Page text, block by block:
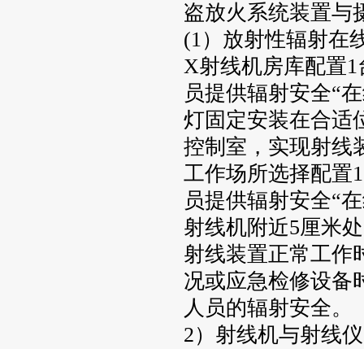
盗放火系统装置与
(1）放射性辐射在
X射线机房库配置
员提供辐射安全“
灯固定安装在合适
控制室，实现射线
工作场所选择配置
员提供辐射安全“
射线机附近5厘米
射线装置正常工作
况或应急检修设备
人员的辐射安全。
2）射线机与射线